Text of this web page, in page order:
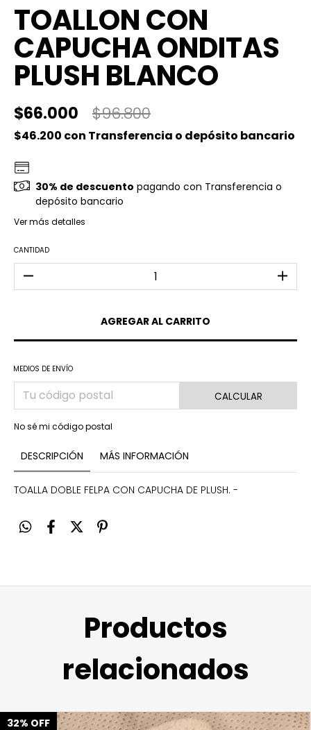
TOALLON CON
CAPUCHA ONDITAS
PLUSH BLANCO
$66.000 $96.800
$46.200 con Transferencia o depósito bancario
30% de descuento pagando con Transferencia o
depósito bancario
Ver más detalles
CANTIDAD
MEDIOS DE ENVÍO
CALCULAR
No sé mi código postal
DESCRIPCIÓN MÁS INFORMACIÓN
TOALLA DOBLE FELPA CON CAPUCHA DE PLUSH. -
Productos
relacionados
32% OFF